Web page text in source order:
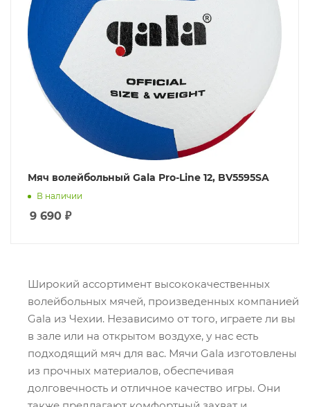
Мяч волейбольный Gala Pro-Line 12, BV5595SA
В наличии
9 690 ₽
Широкий ассортимент высококачественных
волейбольных мячей, произведенных компанией
Gala из Чехии. Независимо от того, играете ли вы
в зале или на открытом воздухе, у нас есть
подходящий мяч для вас. Мячи Gala изготовлены
из прочных материалов, обеспечивая
долговечность и отличное качество игры. Они